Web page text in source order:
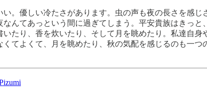
い。優しい冷たさがあります。虫の声も夜の長さを感
なんてあっという間に過ぎてしまう。平安貴族はきっ
いたり、香を炊いたり、そして月を眺めたり。私達自
くてよくて、月を眺めたり、秋の気配を感じるのも一